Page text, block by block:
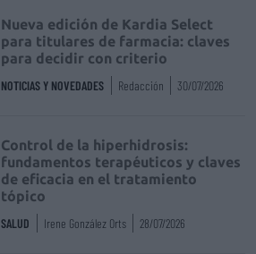
Nueva edición de Kardia Select
para titulares de farmacia: claves
para decidir con criterio
NOTICIAS Y NOVEDADES Redacción 30/07/2026
Control de la hiperhidrosis:
fundamentos terapéuticos y claves
de eficacia en el tratamiento
tópico
SALUD Irene González Orts 28/07/2026